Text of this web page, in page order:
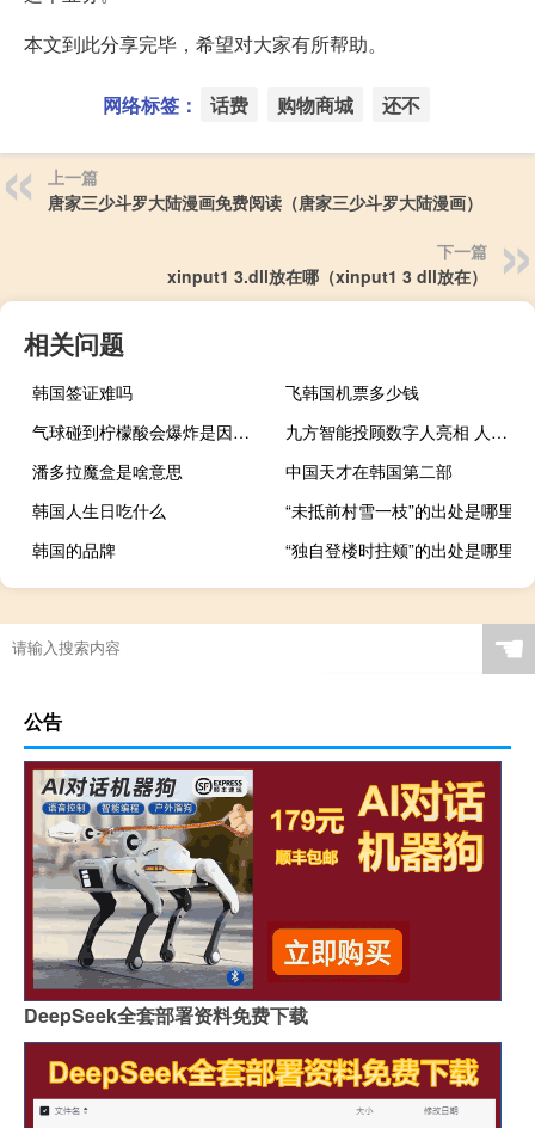
本文到此分享完毕，希望对大家有所帮助。
网络标签： 话费 购物商城 还不
上一篇
唐家三少斗罗大陆漫画免费阅读（唐家三少斗罗大陆漫画）
下一篇
xinput1 3.dll放在哪（xinput1 3 dll放在）
相关问题
韩国签证难吗
飞韩国机票多少钱
气球碰到柠檬酸会爆炸是因为什么作用
九方智能投顾数字人亮相 人工智能颠覆投顾行业
潘多拉魔盒是啥意思
中国天才在韩国第二部
韩国人生日吃什么
“未抵前村雪一枝”的出处是哪里
韩国的品牌
“独自登楼时拄颊”的出处是哪里
☚
公告
DeepSeek全套部署资料免费下载